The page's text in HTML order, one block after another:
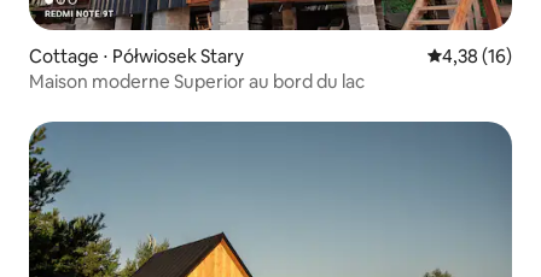
Cottage ⋅ Półwiosek Stary Évaluation
4,38 (16)
Maison moderne Superior au bord du lac